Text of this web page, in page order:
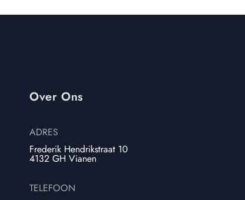
Over Ons
ADRES
Frederik Hendrikstraat 10
4132 GH Vianen
TELEFOON